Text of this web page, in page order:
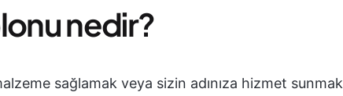
nedir?
sağlamak veya sizin adınıza hizmet sunmak